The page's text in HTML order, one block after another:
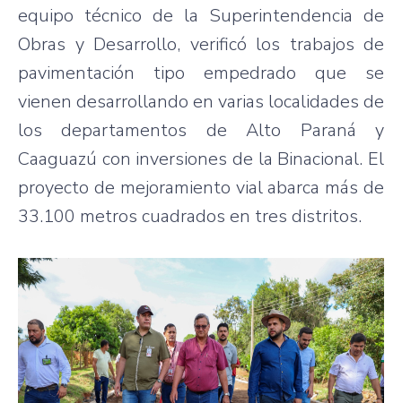
equipo técnico de la Superintendencia de
Obras y Desarrollo, verificó los trabajos de
pavimentación tipo empedrado que se
vienen desarrollando en varias localidades de
los departamentos de Alto Paraná y
Caaguazú con inversiones de la Binacional. El
proyecto de mejoramiento vial abarca más de
33.100 metros cuadrados en tres distritos.